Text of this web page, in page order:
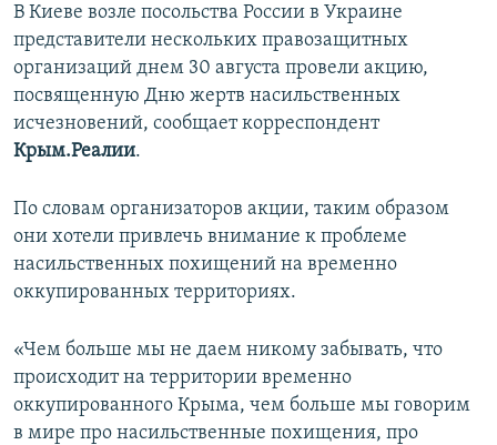
поискуИНФОГРАФИКА
ТЕЛЕПРОЕКТ КРЫМ.РЕАЛИИ
СОВЕТЫ ПРАВОЗАЩИТНИКОВ
ПРОПАВШИЕ БЕЗ ВЕСТИ
КРЫМ.НЕПОКОРЕННЫЙ
УКРАИНСКАЯ ПРОБЛЕМА КРЫМА
КАК ОБОЙТИ БЛОКИРОВКУ
Українською
В Киеве возле посольства России в Украине
представители нескольких правозащитных
организаций днем 30 августа провели акцию,
посвященную Дню жертв насильственных
исчезновений, сообщает корреспондент
Крым.Реалии.
По словам организаторов акции, таким образом
они хотели привлечь внимание к проблеме
насильственных похищений на временно
оккупированных территориях.
«Чем больше мы не даем никому забывать, что
происходит на территории временно
оккупированного Крыма, чем больше мы говорим
в мире про насильственные похищения, про